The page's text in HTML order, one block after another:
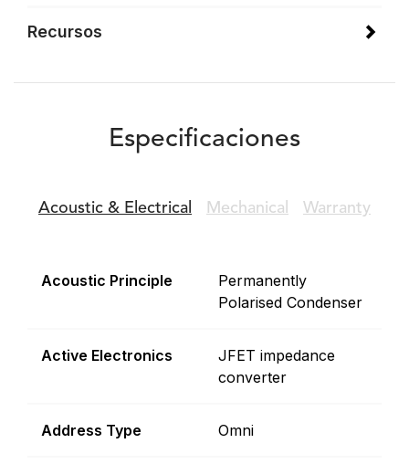
Recursos
Especificaciones
Acoustic & Electrical Mechanical Warranty
Acoustic Principle
Permanently
Polarised Condenser
Active Electronics
JFET impedance
converter
Address Type Omni